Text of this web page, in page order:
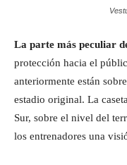
La parte más peculiar
protección hacia el
anteriormente están
estadio original. La
Sur, sobre el nivel del
los entrenadores una